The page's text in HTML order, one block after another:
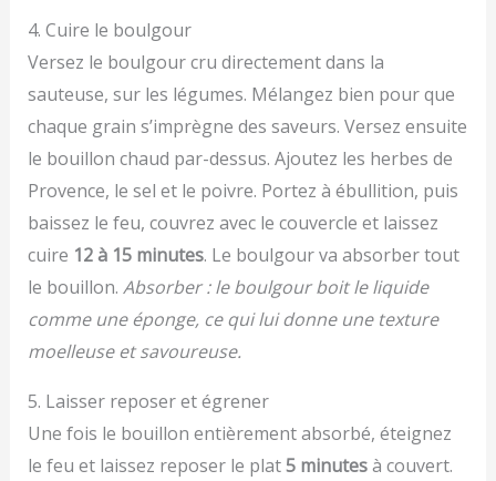
4. Cuire le boulgour
Versez le boulgour cru directement dans la
sauteuse, sur les légumes. Mélangez bien pour que
chaque grain s’imprègne des saveurs. Versez ensuite
le bouillon chaud par-dessus. Ajoutez les herbes de
Provence, le sel et le poivre. Portez à ébullition, puis
baissez le feu, couvrez avec le couvercle et laissez
cuire 12 à 15 minutes. Le boulgour va absorber tout
le bouillon. Absorber : le boulgour boit le liquide
comme une éponge, ce qui lui donne une texture
moelleuse et savoureuse.
5. Laisser reposer et égrener
Une fois le bouillon entièrement absorbé, éteignez
le feu et laissez reposer le plat5 minutesà couvert.